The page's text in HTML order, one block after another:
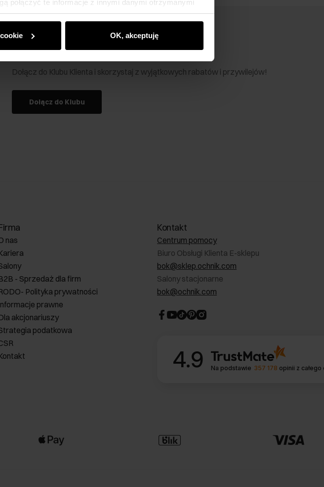
połączyć te informacje z innymi danymi otrzymanymi
OK, akceptuję
Klub Klienta Ochnik
Dołącz do Klubu Klienta i skorzystaj z wyjątkowych rabatów i przywilejów!
Dołącz do Klubu
nas
- Sprzedaż dla firm
Polityka prywatności
prawne
akcjonariuszy
podatkowa
Kontakt
Centrum pomocy
Biuro Obsługi Klienta E-sklepu
bok@sklep.ochnik.com
Salony stacjonarne
bok@ochnik.com
4.9 Na podstawie 357 178 opinii z